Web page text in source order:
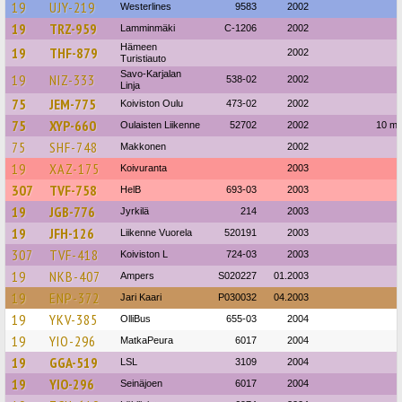
19 UJY-219 Westerlines 9583 2002
19 TRZ-959 Lamminmäki C-1206 2002
19 THF-879
Hämeen
Turistiauto
2002
19 NIZ-333
Savo-Karjalan
Linja
538-02 2002
75 JEM-775 Koiviston Oulu 473-02 2002
75 XYP-660 Oulaisten Liikenne 52702 2002 10
75 SHF-748 Makkonen 2002
19 XAZ-175 Koivuranta 2003
307 TVF-758 HelB 693-03 2003
19 JGB-776 Jyrkilä 214 2003
19 JFH-126 Liikenne Vuorela 520191 2003
307 TVF-418 Koiviston L 724-03 2003
19 NKB-407 Ampers S020227 01.2003
19 ENP-372 Jari Kaari P030032 04.2003
19 YKV-385 OlliBus 655-03 2004
19 YIO-296 MatkaPeura 6017 2004
19 GGA-519 LSL 3109 2004
19 YIO-296 Seinäjoen 6017 2004